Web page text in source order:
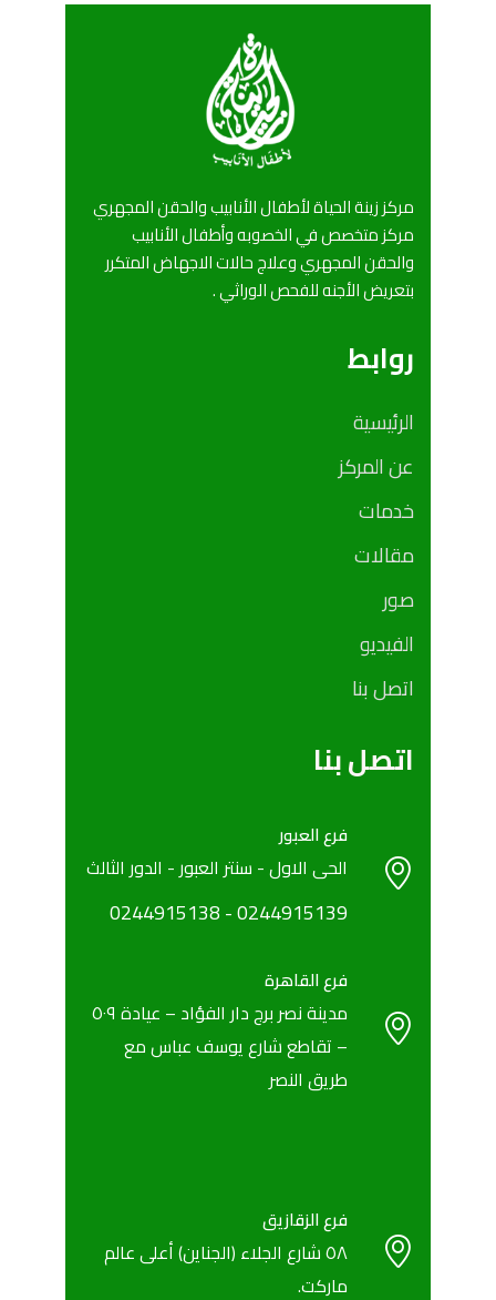
مركز زينة الحياة لأطفال الأنابيب والحقن المجهري
مركز متخصص في الخصوبه وأطفال الأنابيب
والحقن المجهري وعلاج حالات الاجهاض المتكرر
بتعريض الأجنه للفحص الوراثي .
روابط
الرئيسية
عن المركز
خدمات
مقالات
صور
الفيديو
اتصل بنا
اتصل بنا
فرع العبور
الحى الاول - سنتر العبور - الدور الثالث
0244915138- ‎‎0244915139
فرع القاهرة
مدينة نصر برج دار الفؤاد – عيادة ٥٠٩
– تقاطع شارع يوسف عباس مع
طريق النصر
فرع الزقازيق
٥٨ شارع الجلاء (الجناين) أعلى عالم
ماركت.